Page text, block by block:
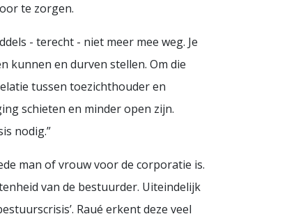
te zorgen.
- terecht - niet meer mee weg. Je
kunnen en durven stellen. Om die
tussen toezichthouder en
schieten en minder open zijn.
nodig.”
man of vrouw voor de corporatie is.
van de bestuurder. Uiteindelijk
Raué erkent deze veel